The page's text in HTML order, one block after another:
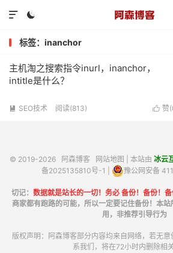


标签：inanchor
主机淘之搜索指令inurl，inanchor，
intitle是什么？
 赞(
 SEO技术 阅读(813)
© 2019-2026 阿森博客 网站地图 | 本站由 冰云
备2025135810号-1
豫公网安备
切记： 数据就是站长的一切！务必 备份！备份！备
商家都有跑路的可能，所以一定要记住备份！本
用，非推荐引导行为
版权声明：阿森博客部分内容均来自网络，若无
系我们，将在72小时内删除相关